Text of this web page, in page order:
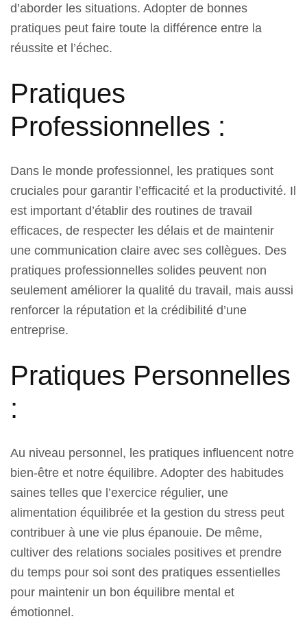
d’aborder les situations. Adopter de bonnes
pratiques peut faire toute la différence entre la
réussite et l’échec.
Pratiques
Professionnelles :
Dans le monde professionnel, les pratiques sont
cruciales pour garantir l’efficacité et la productivité. Il
est important d’établir des routines de travail
efficaces, de respecter les délais et de maintenir
une communication claire avec ses collègues. Des
pratiques professionnelles solides peuvent non
seulement améliorer la qualité du travail, mais aussi
renforcer la réputation et la crédibilité d’une
entreprise.
Pratiques Personnelles
:
Au niveau personnel, les pratiques influencent notre
bien-être et notre équilibre. Adopter des habitudes
saines telles que l’exercice régulier, une
alimentation équilibrée et la gestion du stress peut
contribuer à une vie plus épanouie. De même,
cultiver des relations sociales positives et prendre
du temps pour soi sont des pratiques essentielles
pour maintenir un bon équilibre mental et
émotionnel.